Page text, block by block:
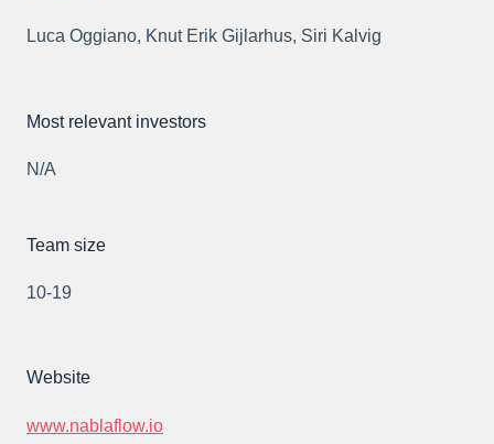
Luca Oggiano, Knut Erik Gijlarhus, Siri Kalvig
Most relevant investors
N/A
Team size
10-19
Website
www.nablaflow.io